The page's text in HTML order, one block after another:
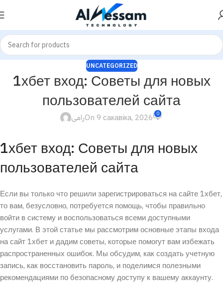
UNCATEGORIZED
1хбет вход: Советы для новых
пользователей сайта
رامىOn 9 сакавіка, 2026 0
1хбет вход: Советы для новых
пользователей сайта
Если вы только что решили зарегистрироваться на сайте 1хбет,
то вам, безусловно, потребуется помощь, чтобы правильно
войти в систему и воспользоваться всеми доступными
услугами. В этой статье мы рассмотрим основные этапы входа
на сайт 1хбет и дадим советы, которые помогут вам избежать
распространенных ошибок. Мы обсудим, как создать учетную
запись, как восстановить пароль, и поделимся полезными
рекомендациями по безопасному доступу к вашему аккаунту.